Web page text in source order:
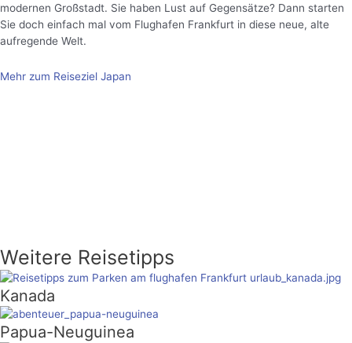
modernen Großstadt. Sie haben Lust auf Gegensätze? Dann starten
Sie doch einfach mal vom Flughafen Frankfurt in diese neue, alte
aufregende Welt.
Mehr zum Reiseziel Japan
Weitere Reisetipps
Kanada
Papua-Neuguinea